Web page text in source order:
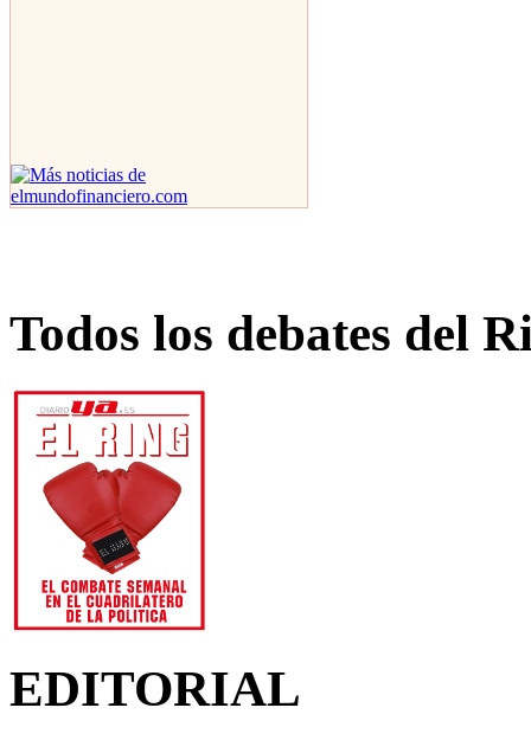
Todos los debates del
EDITORIAL